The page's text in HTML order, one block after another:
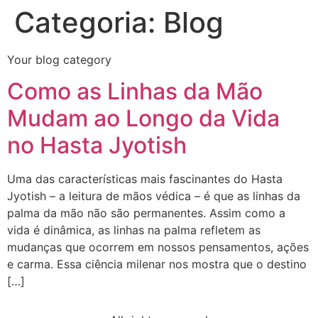
Categoria: Blog
Your blog category
Como as Linhas da Mão
Mudam ao Longo da Vida
no Hasta Jyotish
Uma das características mais fascinantes do Hasta
Jyotish – a leitura de mãos védica – é que as linhas da
palma da mão não são permanentes. Assim como a
vida é dinâmica, as linhas na palma refletem as
mudanças que ocorrem em nossos pensamentos, ações
e carma. Essa ciência milenar nos mostra que o destino
[…]